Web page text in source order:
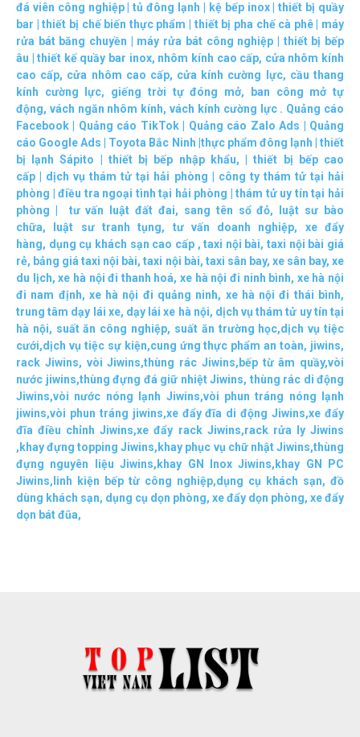
đá viên công nghiệp|tủ đông lạnh kệ bếp inox|thiết bị quầy
bar |thiết bị chế biến thực phẩm thiết bị pha chế cà phê| máy
rửa bát băng chuyền
máy rửa bát công nghiệp
thiết bị bếp
âu |thiết kế quầy bar inox, nhôm kính cao cấp, cửa nhôm kính
cao cấp, cửa nhôm cao cấp, cửa kính cường lực, cầu thang
kính cường lực, giếng trời tự đóng mở,
ban công mở tự
động, vách ngăn nhôm kính,vách kính cường lực. Quảng cáo
Facebook
Quảng cáo TikTok| Quảng cáo Zalo Ads
Quảng
cáo Google Ads
Toyota Bắc Ninh | thực phẩm đông lạnh |thiết
bị lạnh Sápito
thiết bị bếp nhập khẩu, |thiết bị bếp cao
cấp
dịch vụ thám tử tại hải phòng
công ty thám tử tại hải
phòng |điều tra ngoại tình tại hải phòng |thám tử uy tín tại hải
phòng
tư vấn luật đất đai, sang tên sổ đỏ,
luật sư bào
chữa, luật sư tranh tụng, tư vấn doanh nghiệp, xe đẩy
hàng, dụng cụ khách sạn cao cấp,taxi nội bài,taxi nội bài giá
rẻ, bảng giá taxi nội bài,taxi nội bài, taxi sân bay, xe sân bay,xe
du lịch,xe hà nội đi thanh hoá, xe hà nội đi ninh bình, xe hà nội
đi nam định, xe hà nội đi quảng ninh, xe hà nội đi thái bình,
trung tâm dạy lái xe, dạy lái xe hà nội, dịch vụ thám tử uy tín tại
hà nội, suất ăn công nghiệp, suất ăn trường học,dịch vụ tiệc
cưới,dịch vụ tiệc sự kiện,cung ứng thực phẩm an toàn, jiwins,
rack Jiwins, vòi Jiwins,thùng rác Jiwins,bếp từ âm quầy,vòi
nước jiwins,thùng đựng đá giữ nhiệt Jiwins, thùng rác di động
Jiwins,vòi nước nóng lạnh Jiwins,vòi phun tráng nóng lạnh
jiwins,vòi phun tráng jiwins,xe đẩy đĩa di động Jiwins,xe đẩy
đĩa điều chỉnh Jiwins,xe đẩy rack Jiwins,rack rửa ly Jiwins
, khay đựng topping Jiwins, khay phục vụ chữ nhật Jiwins,thùng
đựng nguyên liệu Jiwins, khay GN Inox Jiwins, khay GN PC
Jiwins, linh kiện bếp từ công nghiệp,dụng cụ khách sạn, đồ
dùng khách sạn, dụng cụ dọn phòng, xe đẩy dọn phòng, xe đẩy
dọn bát đũa,